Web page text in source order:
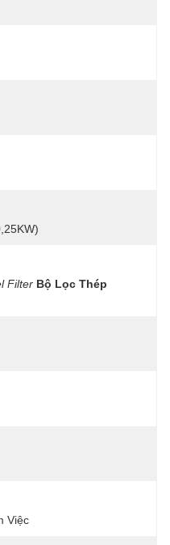
Filter Bộ Lọc Thép
Việc